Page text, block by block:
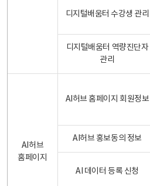
디지털배움터 수강생 관리
디지털배움터 역량진단자
관리
AI허브
홈페이지
AI허브 홈페이지 회원정보
AI허브 홍보동의 정보
AI 데이터 등록 신청